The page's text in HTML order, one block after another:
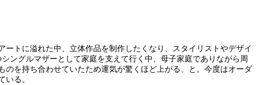
トに溢れた中、立体作品を制作したくなり、スタイリストやデザイ
ングルマザーとして家庭を支えて行く中、母子家庭でありながら周
を持ち合わせていたため運気が驚くほど上がる、と。今度はオーダ
いる。